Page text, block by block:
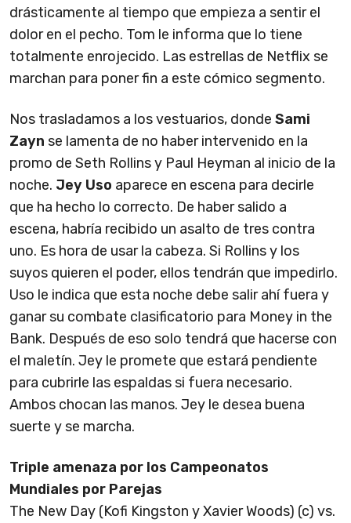
drásticamente al tiempo que empieza a sentir el
dolor en el pecho. Tom le informa que lo tiene
totalmente enrojecido. Las estrellas de Netflix se
marchan para poner fin a este cómico segmento.
Nos trasladamos a los vestuarios, donde Sami
Zayn se lamenta de no haber intervenido en la
promo de Seth Rollins y Paul Heyman al inicio de la
noche. Jey Uso aparece en escena para decirle
que ha hecho lo correcto. De haber salido a
escena, habría recibido un asalto de tres contra
uno. Es hora de usar la cabeza. Si Rollins y los
suyos quieren el poder, ellos tendrán que impedirlo.
Uso le indica que esta noche debe salir ahí fuera y
ganar su combate clasificatorio para Money in the
Bank. Después de eso solo tendrá que hacerse con
el maletín. Jey le promete que estará pendiente
para cubrirle las espaldas si fuera necesario.
Ambos chocan las manos. Jey le desea buena
suerte y se marcha.
Triple amenaza por los Campeonatos
Mundiales por Parejas
The New Day (Kofi Kingston y Xavier Woods) (c) vs.